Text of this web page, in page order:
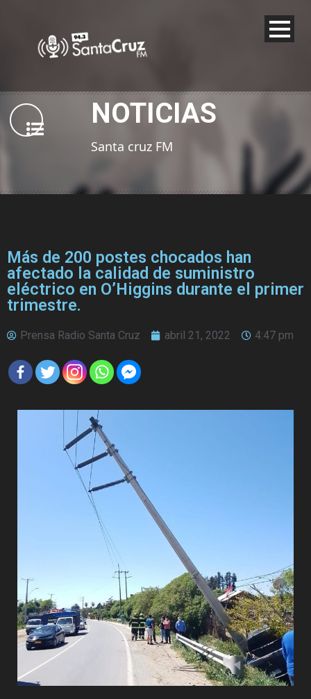
NOTICIAS
Santa cruz FM
Más de 200 postes chocados han
afectado la calidad de suministro
eléctrico en O’Higgins durante el primer
trimestre.
Prensa Radio Santa Cruz abril 21, 2022 4:47 pm